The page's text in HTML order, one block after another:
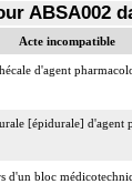
ABSA002
Acte incompatible
d'agent
[épidurale] d'agent
d'un bloc